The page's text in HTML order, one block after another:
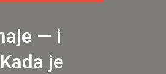
— i
je